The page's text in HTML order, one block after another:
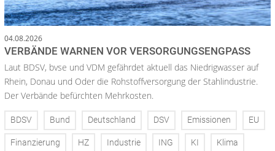
04.08.2026
VERBÄNDE WARNEN VOR VERSORGUNGSENGPASS
Laut BDSV, bvse und VDM gefährdet aktuell das Niedrigwasser auf
Rhein, Donau und Oder die Rohstoffversorgung der Stahlindustrie.
Der Verbände befürchten Mehrkosten.
BDSV Bund Deutschland DSV Emissionen EU
Finanzierung HZ Industrie ING KI Klima